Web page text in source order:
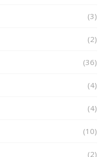
(3)
(2)
(36)
(4)
(4)
(10)
(2)